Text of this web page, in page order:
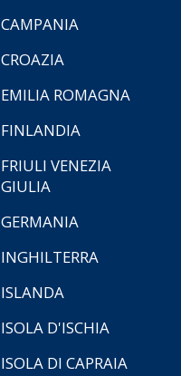
CAMPANIA
CROAZIA
EMILIA ROMAGNA
FINLANDIA
FRIULI VENEZIA
GIULIA
GERMANIA
INGHILTERRA
ISLANDA
ISOLA D'ISCHIA
ISOLA DI CAPRAIA